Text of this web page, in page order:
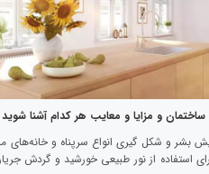
ساختمان و مزایا و معایب هر کدام آشنا شوید
بشر و شکل گیری انواع سرپناه و خانه‌های
استفاده از نور طبیعی خورشید و گردش